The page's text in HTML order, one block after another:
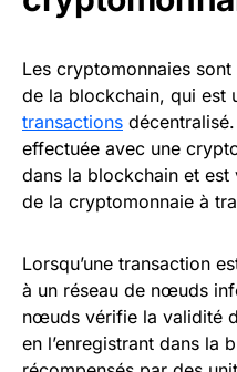
Les cryptomonnaies
de la blockchain, qui est
transactions
effectuée avec une
dans la blockchain et
de la cryptomonnaie à
Lorsqu’une transaction
à un réseau de nœuds
nœuds vérifie la validité
en l’enregistrant dans la